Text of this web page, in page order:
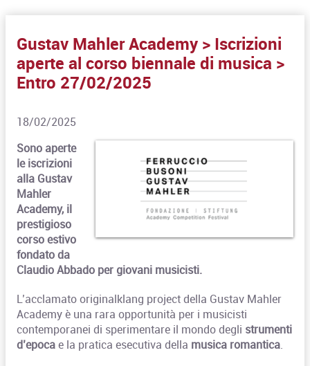
Gustav Mahler Academy > Iscrizioni
aperte al corso biennale di musica >
Entro 27/02/2025
18/02/2025
Sono aperte
le iscrizioni
alla Gustav
Mahler
Academy, il
prestigioso
corso estivo
fondato da
Claudio Abbado per giovani musicisti.
L’acclamato originalklang project della Gustav Mahler
Academy è una rara opportunità per i musicisti
contemporanei di sperimentare il mondo degli strumenti
d’epocae la pratica esecutiva della musica romantica.